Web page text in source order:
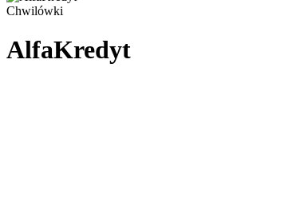
Chwilówki
AlfaKredyt